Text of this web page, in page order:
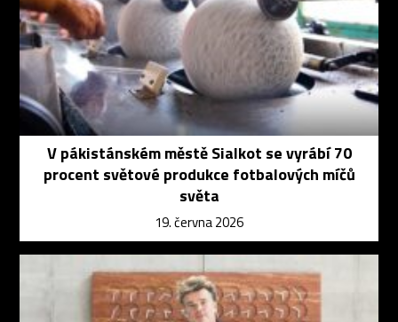
V pákistánském městě Sialkot se vyrábí 70
procent světové produkce fotbalových míčů
světa
19. června 2026